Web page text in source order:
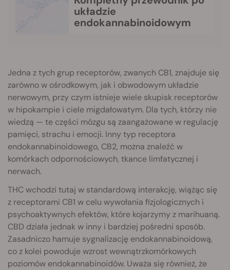
układzie
endokannabinoidowym
Jedna z tych grup receptorów, zwanych CB1, znajduje się
zarówno w ośrodkowym, jak i obwodowym układzie
nerwowym, przy czym istnieje wiele skupisk receptorów
w hipokampie i ciele migdałowatym. Dla tych, którzy nie
wiedzą — te części mózgu są zaangażowane w regulację
pamięci, strachu i emocji. Inny typ receptora
endokannabinoidowego, CB2, można znaleźć w
komórkach odpornościowych, tkance limfatycznej i
nerwach.
THC wchodzi tutaj w standardową interakcję, wiążąc się
z receptorami CB1 w celu wywołania fizjologicznych i
psychoaktywnych efektów, które kojarzymy z marihuaną.
CBD działa jednak w inny i bardziej pośredni sposób.
Zasadniczo hamuje sygnalizację endokannabinoidową,
co z kolei powoduje wzrost wewnątrzkomórkowych
poziomów endokannabinoidów. Uważa się również, że